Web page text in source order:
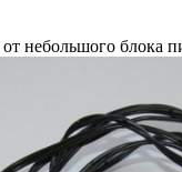
небольшого блока